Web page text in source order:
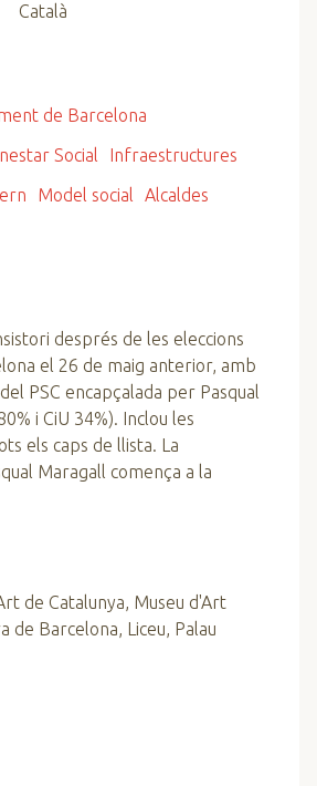
Català
de Barcelona
Social
Infraestructures
Model social
Alcaldes
després de les eleccions
el 26 de maig anterior, amb
PSC encapçalada per Pasqual
i CiU 34%). Inclou les
els caps de llista. La
Maragall comença a la
de Catalunya, Museu d'Art
de Barcelona, Liceu, Palau